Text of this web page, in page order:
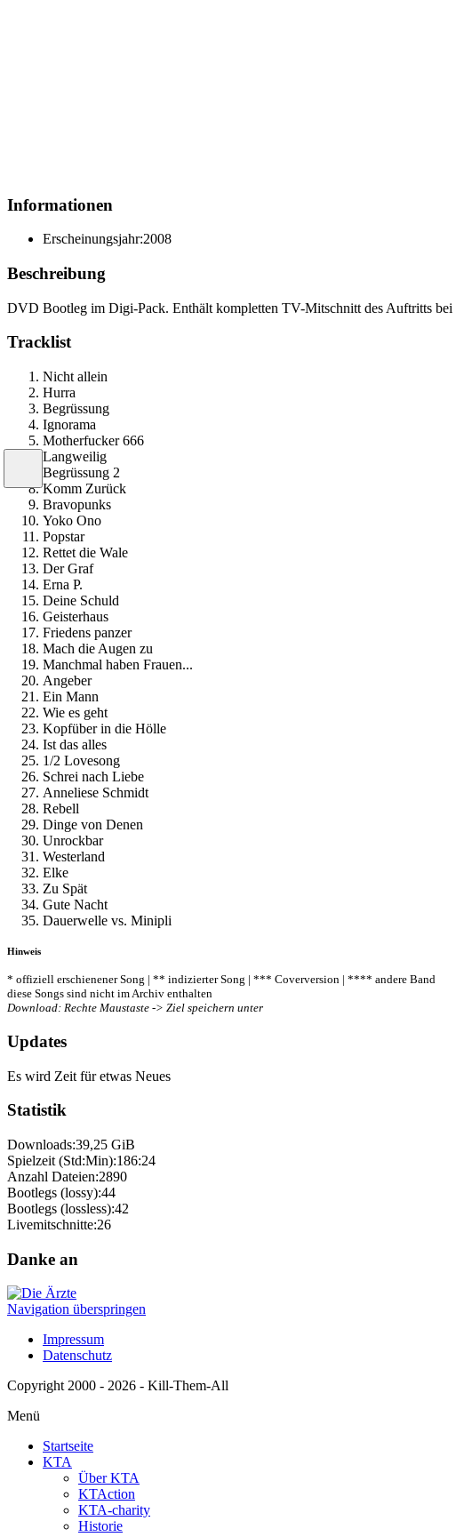
Informationen
Erscheinungsjahr:2008
Beschreibung
DVD Bootleg im Digi-Pack. Enthält kompletten TV-Mitschnitt des Auftritts
Tracklist
Nicht allein
Hurra
Begrüssung
Ignorama
Motherfucker 666
Langweilig
Begrüssung 2
Komm Zurück
Bravopunks
Yoko Ono
Popstar
Rettet die Wale
Der Graf
Erna P.
Deine Schuld
Geisterhaus
Friedens panzer
Mach die Augen zu
Manchmal haben Frauen...
Angeber
Ein Mann
Wie es geht
Kopfüber in die Hölle
Ist das alles
1/2 Lovesong
Schrei nach Liebe
Anneliese Schmidt
Rebell
Dinge von Denen
Unrockbar
Westerland
Elke
Zu Spät
Gute Nacht
Dauerwelle vs. Minipli
Hinweis
* offiziell erschienener Song | ** indizierter Song | *** Coverversion | **** andere Band
diese Songs sind nicht im Archiv enthalten
Download: Rechte Maustaste -> Ziel speichern unter
Updates
Es wird Zeit für etwas Neues
Statistik
Downloads:39,25 GiB
Spielzeit (Std:Min):186:24
Anzahl Dateien:2890
Bootlegs (lossy):44
Bootlegs (lossless):42
Livemitschnitte:26
Danke an
Navigation überspringen
Impressum
Datenschutz
Copyright 2000 - 2026 - Kill-Them-All
Menü
Startseite
KTA
Über KTA
KTAction
KTA-charity
Historie